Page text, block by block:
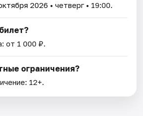
2026 • четверг • 19:00.
от 1 000 ₽.
ограничения?
12+.